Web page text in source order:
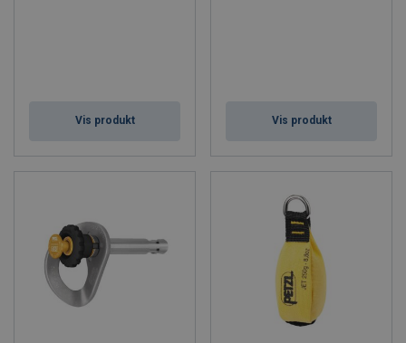
Vis produkt Vis produkt